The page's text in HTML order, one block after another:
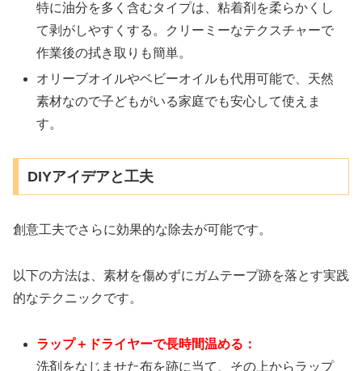
特に油分を多く含むタイプは、粘着剤を柔らかくし
て剥がしやすくする。クリーミーなテクスチャーで
作業後の拭き取りも簡単。
オリーブオイルやベビーオイルも代用可能で、天然
素材なので子どもがいる家庭でも安心して使えま
す。
DIYアイデアと工夫
創意工夫でさらに効果的な除去が可能です。
以下の方法は、素材を傷めずにガムテープ跡を落とす実践
的なテクニックです。
ラップ＋ドライヤーで長時間温める：
洗剤をなじませた布を跡に当て、その上からラップ